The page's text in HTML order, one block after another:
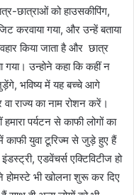
छात्राओं को हाउसकीपिंग,
करवाया गया, और उन्हें बताया
किया जाता है और छात्र
उन्होने कहा कि कहीं न
भविष्य में यह बच्चे आगे
राज्य का नाम रोशन करें।
पर्यटन से काफी लोगों का
युवा टूरिज्म से जुड़े हुए हैं
एडवेंचर्स एक्टिविटीज हो
भी खोलना शुरू कर दिए